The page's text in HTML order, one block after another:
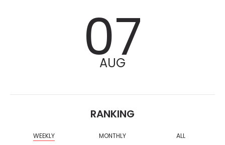
07
AUG
RANKING
WEEKLY MONTHLY ALL